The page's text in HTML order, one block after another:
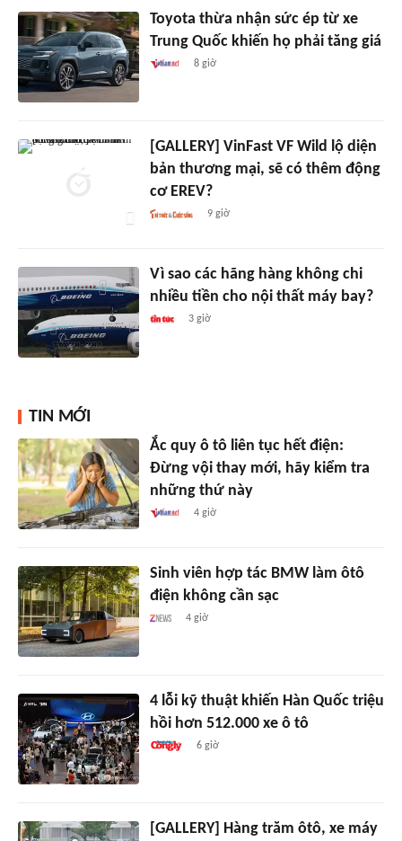
Toyota thừa nhận sức ép từ xe
Trung Quốc khiến họ phải tăng giá
8 giờ
[GALLERY] VinFast VF Wild lộ diện
bản thương mại, sẽ có thêm động
cơ EREV?
9 giờ
Vì sao các hãng hàng không chi
nhiều tiền cho nội thất máy bay?
3 giờ
TIN MỚI
Ắc quy ô tô liên tục hết điện:
Đừng vội thay mới, hãy kiểm tra
những thứ này
4 giờ
Sinh viên hợp tác BMW làm ôtô
điện không cần sạc
4 giờ
4 lỗi kỹ thuật khiến Hàn Quốc triệu
hồi hơn 512.000 xe ô tô
6 giờ
[GALLERY] Hàng trăm ôtô, xe máy